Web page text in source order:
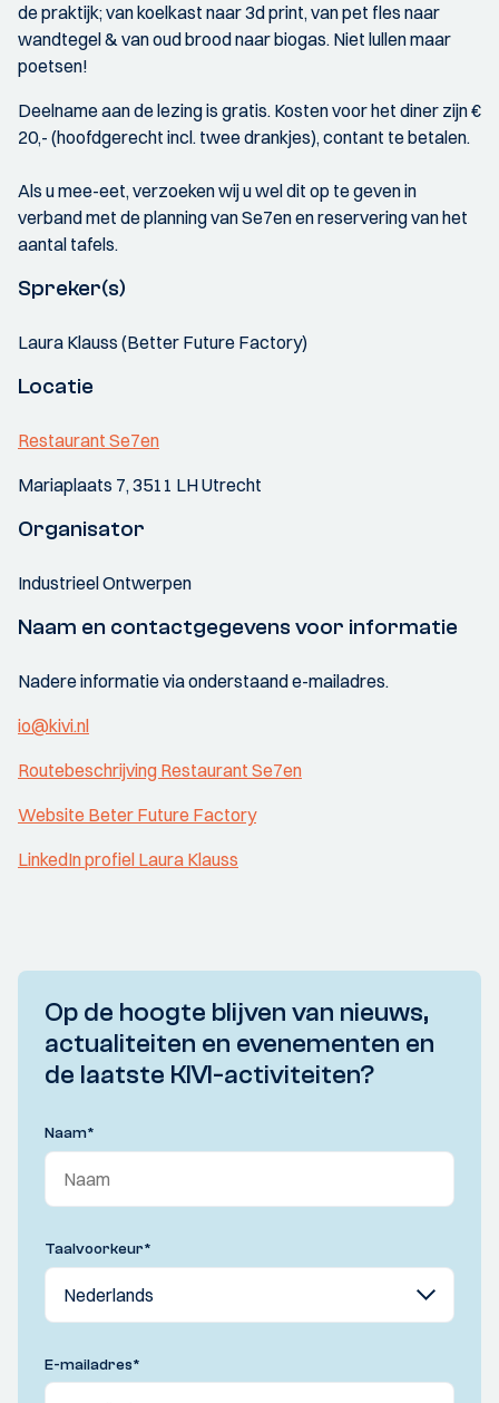
de praktijk; van koelkast naar 3d print, van pet fles naar
wandtegel & van oud brood naar biogas. Niet lullen maar
poetsen!
Deelname aan de lezing is gratis. Kosten voor het diner zijn €
20,- (hoofdgerecht incl. twee drankjes), contant te betalen.
Als u mee-eet, verzoeken wij u wel dit op te geven in
verband met de planning van Se7en en reservering van het
aantal tafels.
Spreker(s)
Laura Klauss (Better Future Factory)
Locatie
Restaurant Se7en
Mariaplaats 7, 3511 LH Utrecht
Organisator
Industrieel Ontwerpen
Naam en contactgegevens voor informatie
Nadere informatie via onderstaand e-mailadres.
io@kivi.nl
Routebeschrijving Restaurant Se7en
Website Beter Future Factory
LinkedIn profiel Laura Klauss
Op de hoogte blijven van nieuws,
actualiteiten en evenementen en
de laatste KIVI-activiteiten?
Naam*
Taalvoorkeur*
E-mailadres*